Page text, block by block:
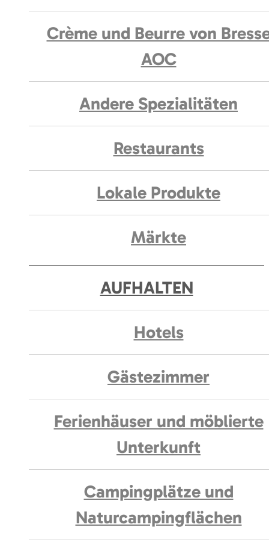
Crème und Beurre von
AOC
Andere Spezialitäten
Restaurants
Lokale Produkte
Märkte
AUFHALTEN
Hotels
Gästezimmer
Ferienhäuser und möblierte
Unterkunft
Campingplätze und
Naturcampingflächen